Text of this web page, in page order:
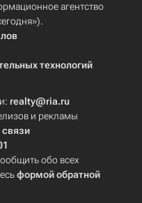
агентство
технологий
realty@ria.ru
и рекламы
обо всех
формой обратной